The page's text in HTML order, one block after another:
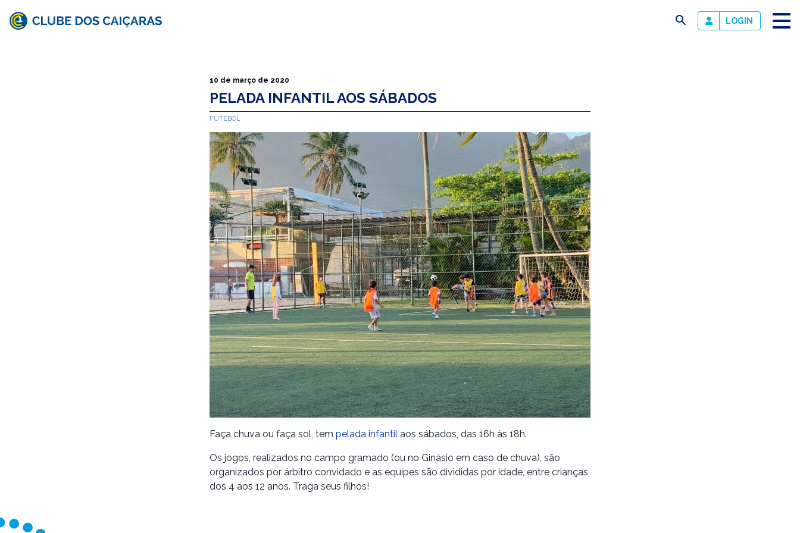
busca LOGIN
10 de março de 2020
PELADA INFANTIL AOS SÁBADOS
FUTEBOL
Faça chuva ou faça sol, tem pelada infantil aos sábados, das 16h às 18h.
Os jogos, realizados no campo gramado (ou no Ginásio em caso de chuva), são
organizados por árbitro convidado e as equipes são divididas por idade, entre crianças
dos 4 aos 12 anos. Traga seus filhos!